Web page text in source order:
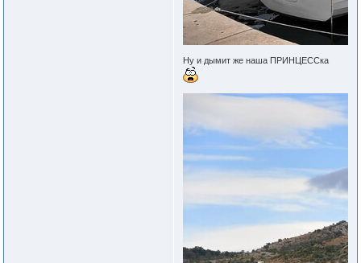
Ну и дымит же наша ПРИНЦЕССка